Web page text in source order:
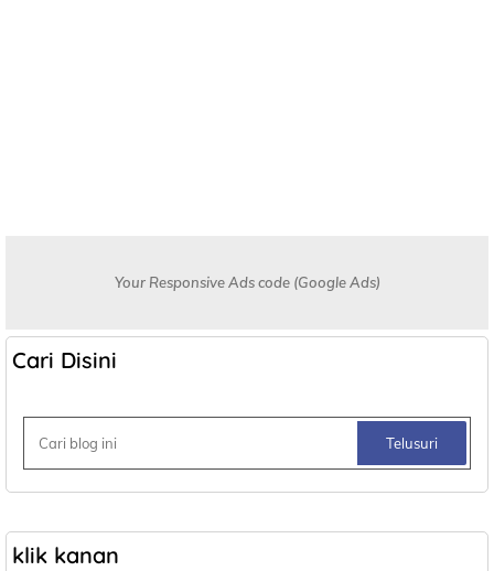
Your Responsive Ads code (Google Ads)
Cari Disini
klik kanan